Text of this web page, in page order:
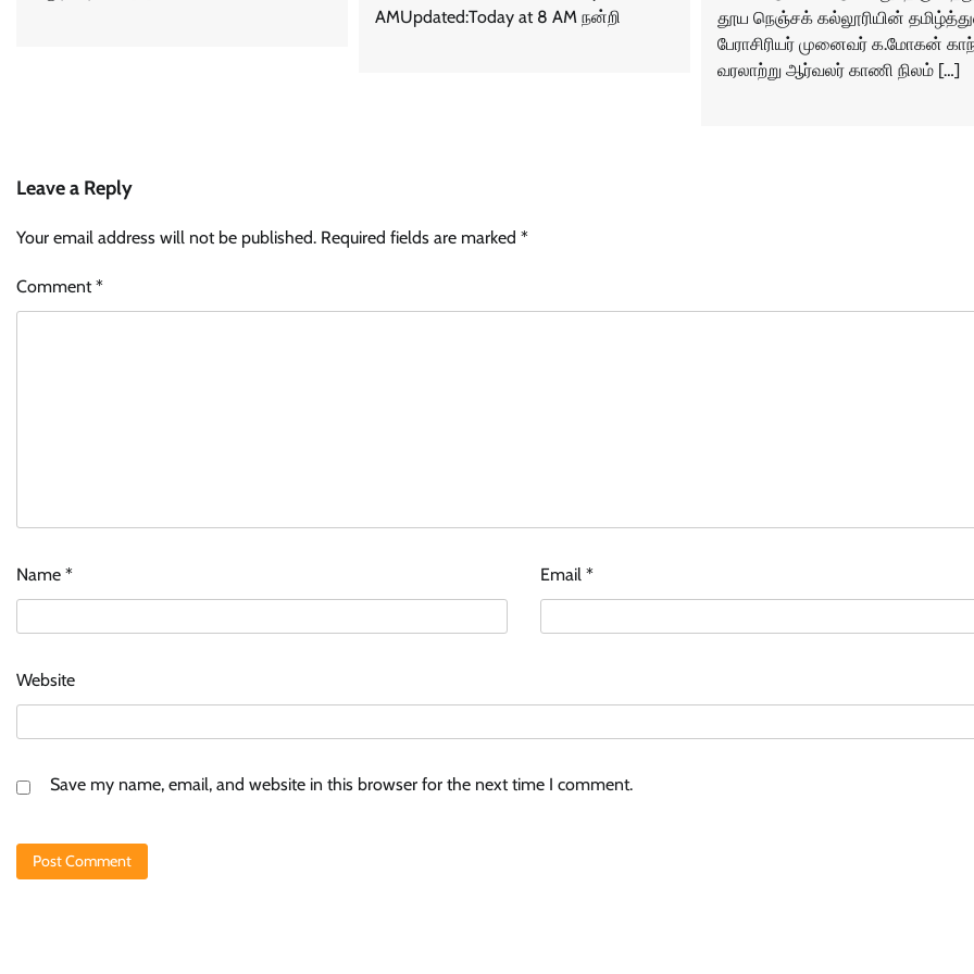
AMUpdated:Today at 8 AM நன்றி
தூய நெஞ்சக் கல்லூரியின்
பேராசிரியர் முனைவர் க.மோகன்
வரலாற்று ஆர்வலர் காணி நிலம் […]
Leave a Reply
Your email address will not be published. Required fields are marked *
Comment*
Name * Email*
Website
Save my name, email, and website in this browser for the next time I comment.